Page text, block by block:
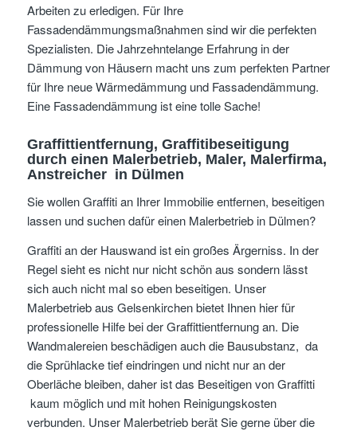
Arbeiten zu erledigen. Für Ihre
Fassadendämmungsmaßnahmen sind wir die perfekten
Spezialisten. Die Jahrzehntelange Erfahrung in der
Dämmung von Häusern macht uns zum perfekten Partner
für Ihre neue Wärmedämmung und Fassadendämmung.
Eine Fassadendämmung ist eine tolle Sache!
Graffittientfernung, Graffitibeseitigung
durch einen Malerbetrieb, Maler, Malerfirma,
Anstreicher in Dülmen
Sie wollen Graffiti an Ihrer Immobilie entfernen, beseitigen
lassen und suchen dafür einen Malerbetrieb in Dülmen?
Graffiti an der Hauswand ist ein großes Ärgerniss. In der
Regel sieht es nicht nur nicht schön aus sondern lässt
sich auch nicht mal so eben beseitigen. Unser
Malerbetrieb aus Gelsenkirchen bietet Ihnen hier für
professionelle Hilfe bei der Graffittientfernung an. Die
Wandmalereien beschädigen auch die Bausubstanz, da
die Sprühlacke tief eindringen und nicht nur an der
Oberläche bleiben, daher ist das Beseitigen von Graffitti
kaum möglich und mit hohen Reinigungskosten
verbunden. Unser Malerbetrieb berät Sie gerne über die